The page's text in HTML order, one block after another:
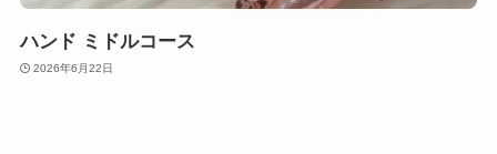
ハンド ミドルコース
2026年6月22日